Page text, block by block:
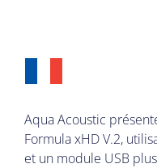
Aqua Acoustic
Formula xHD V.2,
et un module USB